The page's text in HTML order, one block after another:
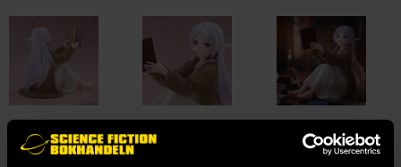
Mysig samlarfigur av Frieren